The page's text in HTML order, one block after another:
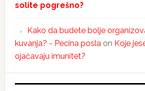
solite pogrešno?
Kako da budete bolje
kuvanja? - Pecina poslaon Koje
ojačavaju imunitet?